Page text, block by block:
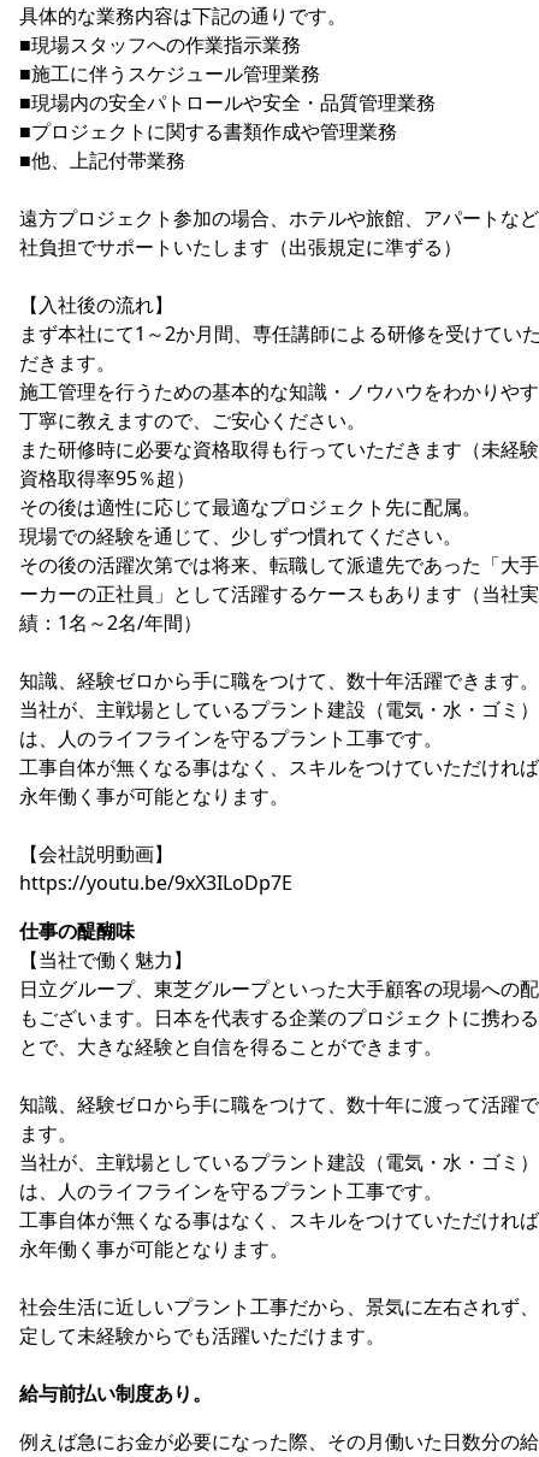
具体的な業務内容は下記の通りです。
■現場スタッフへの作業指示業務
■施工に伴うスケジュール管理業務
■現場内の安全パトロールや安全・品質管理業務
■プロジェクトに関する書類作成や管理業務
■他、上記付帯業務
遠方プロジェクト参加の場合、ホテルや旅館、アパートな
社負担でサポートいたします（出張規定に準ずる）
【入社後の流れ】
まず本社にて1～2か月間、専任講師による研修を受けてい
だきます。
施工管理を行うための基本的な知識・ノウハウをわかりや
丁寧に教えますので、ご安心ください。
また研修時に必要な資格取得も行っていただきます（未経
資格取得率95％超）
その後は適性に応じて最適なプロジェクト先に配属。
現場での経験を通じて、少しずつ慣れてください。
その後の活躍次第では将来、転職して派遣先であった「大
ーカーの正社員」として活躍するケースもあります（当社実
績：1名～2名/年間）
知識、経験ゼロから手に職をつけて、数十年活躍できます。
当社が、主戦場としているプラント建設（電気・水・ゴミ）
は、人のライフラインを守るプラント工事です。
工事自体が無くなる事はなく、スキルをつけていただけれ
永年働く事が可能となります。
【会社説明動画】
https://youtu.be/9xX3ILoDp7E
仕事の醍醐味
【当社で働く魅力】
日立グループ、東芝グループといった大手顧客の現場への
もございます。日本を代表する企業のプロジェクトに携わ
とで、大きな経験と自信を得ることができます。
知識、経験ゼロから手に職をつけて、数十年に渡って活躍
ます。
当社が、主戦場としているプラント建設（電気・水・ゴミ）
は、人のライフラインを守るプラント工事です。
工事自体が無くなる事はなく、スキルをつけていただけれ
永年働く事が可能となります。
社会生活に近しいプラント工事だから、景気に左右されず
定して未経験からでも活躍いただけます。
給与前払い制度あり。
例えば急にお金が必要になった際、その月働いた日数分の